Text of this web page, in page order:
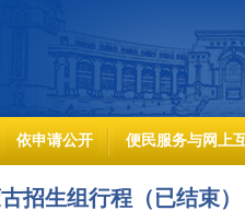
依申请公开 便民服务与网上
招生组行程（已结束）